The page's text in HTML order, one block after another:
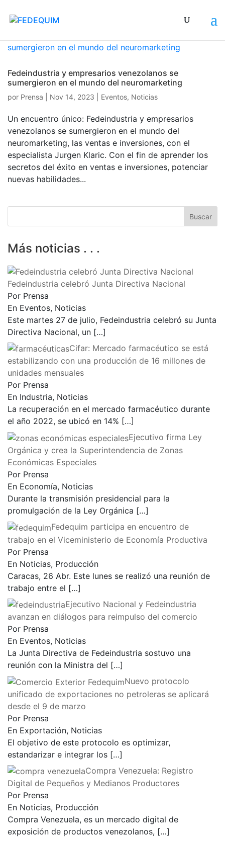
Fedeindustria y empresarios venezolanos se
sumergieron en el mundo del neuromarketing
por Prensa Nov 14, 2023 Eventos, Noticias
Un encuentro único: Fedeindustria y empresarios
venezolanos se sumergieron en el mundo del
neuromarketing, las ventas e inversiones, con el
especialista Jurgen Klaric. Con el fin de aprender los
secretos del éxito en ventas e inversiones, potenciar
nuevas habilidades...
Más noticias . . .
Fedeindustria celebró Junta Directiva Nacional
Por Prensa
En Eventos, Noticias
Este martes 27 de julio, Fedeindustria celebró su Junta
Directiva Nacional, un […]
Cifar: Mercado farmacéutico se está
estabilizando con una producción de 16 millones de
unidades mensuales
Por Prensa
En Industria, Noticias
La recuperación en el mercado farmacéutico durante
el año 2022, se ubicó en 14% […]
Ejecutivo firma Ley
Orgánica y crea la Superintendencia de Zonas
Económicas Especiales
Por Prensa
En Economía, Noticias
Durante la transmisión presidencial para la
promulgación de la Ley Orgánica […]
Fedequim participa en encuentro de
trabajo en el Viceministerio de Economía Productiva
Por Prensa
En Noticias, Producción
Caracas, 26 Abr. Este lunes se realizó una reunión de
trabajo entre el […]
Ejecutivo Nacional y Fedeindustria
avanzan en diálogos para reimpulso del comercio
Por Prensa
En Eventos, Noticias
La Junta Directiva de Fedeindustria sostuvo una
reunión con la Ministra del […]
Nuevo protocolo
unificado de exportaciones no petroleras se aplicará
desde el 9 de marzo
Por Prensa
En Exportación, Noticias
El objetivo de este protocolo es optimizar,
estandarizar e integrar los […]
Compra Venezuela: Registro
Digital de Pequeños y Medianos Productores
Por Prensa
En Noticias, Producción
Compra Venezuela, es un mercado digital de
exposición de productos venezolanos, […]